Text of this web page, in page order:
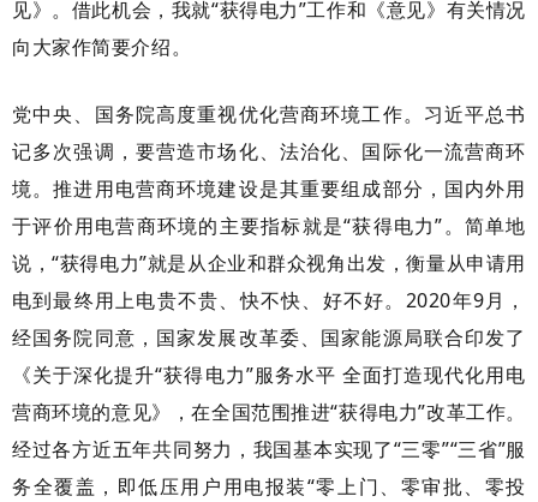
见》。借此机会，我就“获得电力”工作和《意见》有关情况
向大家作简要介绍。
党中央、国务院高度重视优化营商环境工作。习近平总书
记多次强调，要营造市场化、法治化、国际化一流营商环
境。推进用电营商环境建设是其重要组成部分，国内外用
于评价用电营商环境的主要指标就是“获得电力”。简单地
说，“获得电力”就是从企业和群众视角出发，衡量从申请用
电到最终用上电贵不贵、快不快、好不好。2020年9月，
经国务院同意，国家发展改革委、国家能源局联合印发了
《关于深化提升“获得电力”服务水平 全面打造现代化用电
营商环境的意见》，在全国范围推进“获得电力”改革工作。
经过各方近五年共同努力，我国基本实现了“三零”“三省”服
务全覆盖，即低压用户用电报装“零上门、零审批、零投